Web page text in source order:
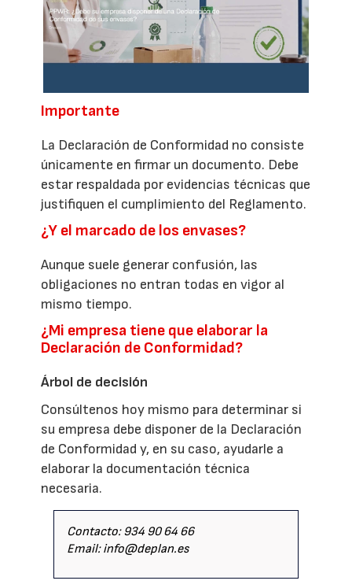
Importante
La Declaración de Conformidad no consiste
únicamente en firmar un documento. Debe
estar respaldada por evidencias técnicas que
justifiquen el cumplimiento del Reglamento.
¿Y el marcado de los envases?
Aunque suele generar confusión, las
obligaciones no entran todas en vigor al
mismo tiempo.
¿Mi empresa tiene que elaborar la
Declaración de Conformidad?
Árbol de decisión
Consúltenos hoy mismo para determinar si
su empresa debe disponer de la Declaración
de Conformidad y, en su caso, ayudarle a
elaborar la documentación técnica
necesaria.
Contacto: 934 90 64 66
Email: info@deplan.es